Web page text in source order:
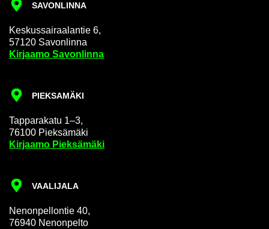
SA­VON­LIN­NA
Kes­kus­sai­raa­lan­tie 6,
57120 Sa­von­lin­na
Kir­jaa­mo Sa­von­lin­na
PIEK­SA­MÄ­KI
Tap­pa­ra­ka­tu 1–3,
76100 Piek­sä­mä­ki
Kir­jaa­mo Piek­sä­mä­ki
VAA­LI­JA­LA
Ne­non­pel­lon­tie 40,
76940 Ne­non­pel­to